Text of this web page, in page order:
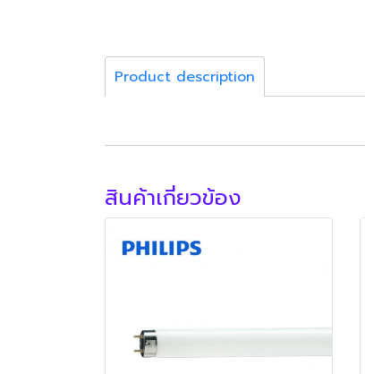
Product description
สินค้าเกี่ยวข้อง